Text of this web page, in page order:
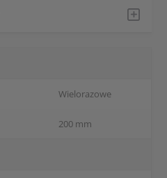
Wielorazowe
200 mm